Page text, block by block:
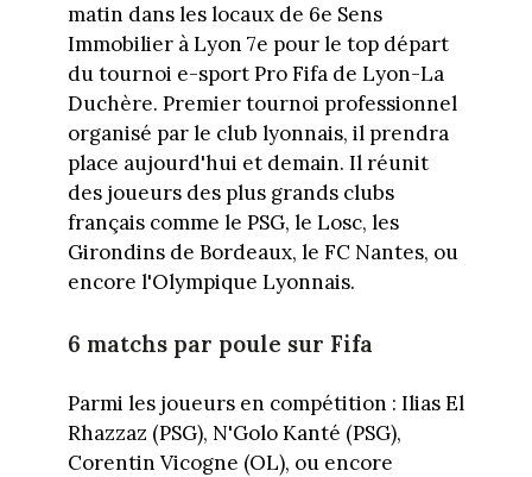
matin dans les locaux de 6e Sens
Immobilier à Lyon 7e pour le top départ
du tournoi e-sport Pro Fifa de Lyon-La
Duchère. Premier tournoi professionnel
organisé par le club lyonnais, il prendra
place aujourd'hui et demain. Il réunit
des joueurs des plus grands clubs
français comme le PSG, le Losc, les
Girondins de Bordeaux, le FC Nantes, ou
encore l'Olympique Lyonnais.
6 matchs par poule sur Fifa
Parmi les joueurs en compétition : Ilias El
Rhazzaz (PSG), N'Golo Kanté (PSG),
Corentin Vicogne (OL), ou encore